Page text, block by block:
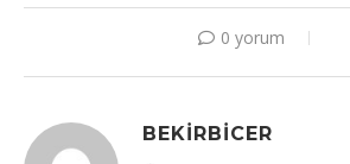
0 yorum
BEKIRBICER